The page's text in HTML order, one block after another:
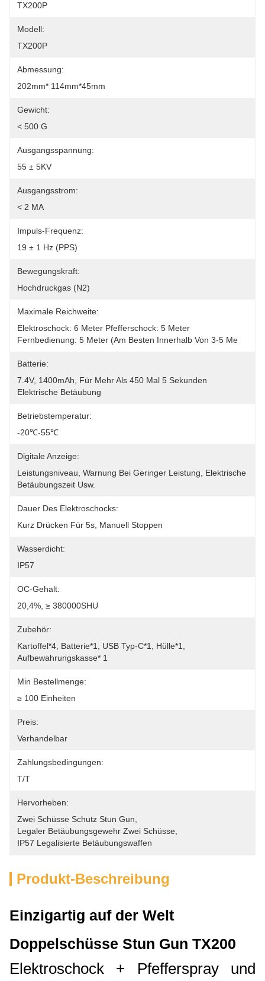
TX200P
Modell:
TX200P
Abmessung:
202mm* 114mm*45mm
Gewicht:
< 500 G
Ausgangsspannung:
55 ± 5KV
Ausgangsstrom:
< 2 MA
Impuls-Frequenz:
19 ± 1 Hz (PPS)
Bewegungskraft:
Hochdruckgas (N2)
Maximale Reichweite:
Elektroschock: 6 Meter Pfefferschock: 5 Meter
Fernbedienung: 5 Meter (am Besten Innerhalb Von 3-5 Me
Batterie:
7.4V, 1400mAh, Für Mehr Als 450 Mal 5 Sekunden
Elektrische Betäubung
Betriebstemperatur:
-20℃-55℃
Digitale Anzeige:
Leistungsniveau, Warnung Bei Geringer Leistung, Elektrische
Betäubungszeit Usw.
Dauer Des Elektroschocks:
Kurz Drücken Für 5s, Manuell Stoppen
Wasserdicht:
IP57
OC-Gehalt:
20,4%, ≥ 380000SHU
Zubehör:
Kartoffel*4, Batterie*1, USB Typ-C*1, Hülle*1,
Aufbewahrungskasse* 1
Min Bestellmenge:
≥ 100 Einheiten
Preis:
Verhandelbar
Zahlungsbedingungen:
T/T
Hervorheben:
Zwei Schüsse Schutz Stun Gun
Legaler Betäubungsgewehr Zwei Schüsse
IP57 Legalisierte Betäubungswaffen
Produkt-Beschreibung
Einzigartig auf der Welt
Doppelschüsse Stun Gun TX200
Elektroschock + Pfefferspray und